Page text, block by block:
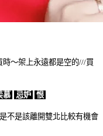
～架上永遠都是空的///買
慕 忌妒 恨
不是該離開雙北比較有機會